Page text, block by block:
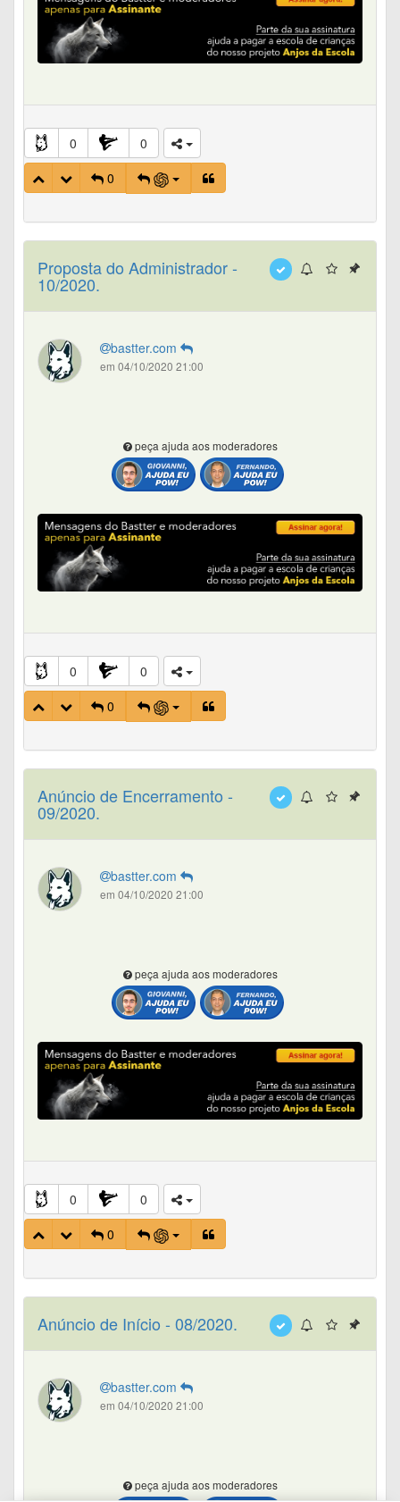
0
0
0
Proposta do Administrador -
10/2020.
bastter.com
em 04/10/2020 21:00
peça ajuda aos moderadores
0
0
0
Anúncio de Encerramento -
09/2020.
bastter.com
em 04/10/2020 21:00
peça ajuda aos moderadores
0
0
0
Anúncio de Início - 08/2020.
bastter.com
em 04/10/2020 21:00
peça ajuda aos moderadores